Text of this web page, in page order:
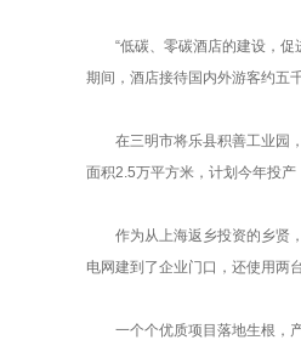
“低碳、零碳酒店的建设，促
期间，酒店接待国内外游客约五千
在三明市将乐县积善工业园，
面积2.5万平方米，计划今年投产
作为从上海返乡投资的乡贤，
电网建到了企业门口，还使用两
一个个优质项目落地生根，产